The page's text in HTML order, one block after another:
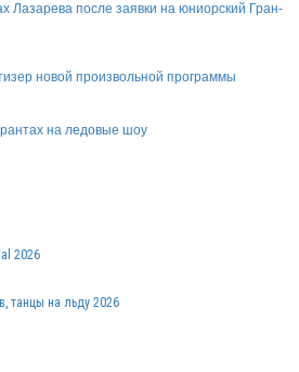
Лазарева после заявки на юниорский Гран-
новой произвольной программы
на ледовые шоу
2026
танцы на льду 2026